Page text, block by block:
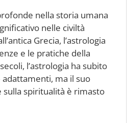
nella storia umana
nelle civiltà
Grecia, l’astrologia
e le pratiche della
l’astrologia ha subito
ma il suo
spiritualità è rimasto